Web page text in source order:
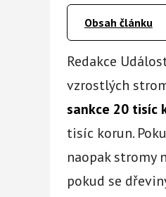
Obsah článku
Redakce
vzrostlých
sankce 20 tisíc
tisíc korun.
naopak stromy
pokud se